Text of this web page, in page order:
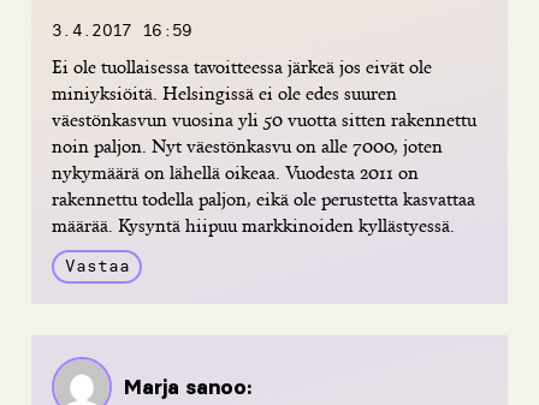
3.4.2017 16:59
Ei ole tuollaisessa tavoitteessa järkeä jos eivät ole
miniyksiöitä. Helsingissä ei ole edes suuren
väestönkasvun vuosina yli 50 vuotta sitten rakennettu
noin paljon. Nyt väestönkasvu on alle 7000, joten
nykymäärä on lähellä oikeaa. Vuodesta 2011 on
rakennettu todella paljon, eikä ole perustetta kasvattaa
määrää. Kysyntä hiipuu markkinoiden kyllästyessä.
Vastaa
Marja sanoo: